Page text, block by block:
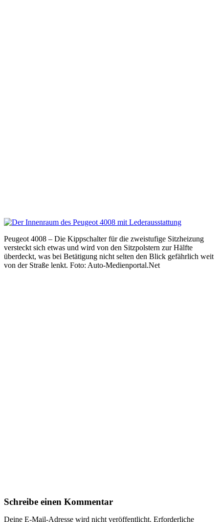
Peugeot 4008 – Die Kippschalter für die zweistufige Sitzheizung
versteckt sich etwas und wird von den Sitzpolstern zur Hälfte
überdeckt, was bei Betätigung nicht selten den Blick gefährlich weit
von der Straße lenkt. Foto: Auto-Medienportal.Net
Schreibe einen Kommentar
Deine E-Mail-Adresse wird nicht veröffentlicht. Erforderliche